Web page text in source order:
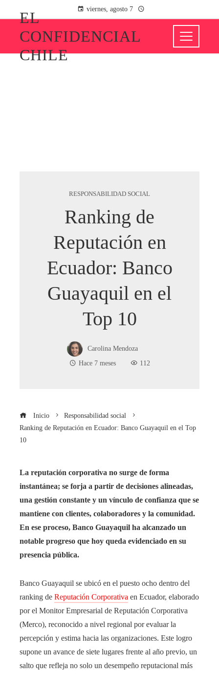
viernes, agosto 7
EL
CONFIDENCIAL
CHILE
RESPONSABILIDAD SOCIAL
Ranking de
Reputación en
Ecuador: Banco
Guayaquil en el
Top 10
Carolina Mendoza
Hace 7 meses
112
Inicio
Responsabilidad social
Ranking de Reputación en Ecuador: Banco Guayaquil en el Top
10
La reputación corporativa no surge de forma
instantánea; se forja a partir de decisiones alineadas,
una gestión constante y un vínculo de confianza que se
mantiene con clientes, colaboradores y la comunidad.
En ese proceso, Banco Guayaquil ha alcanzado un
notable progreso que hoy queda evidenciado en su
presencia pública.
Banco Guayaquil se ubicó en el puesto ocho dentro del
ranking de Reputación Corporativa en Ecuador, elaborado
por el Monitor Empresarial de Reputación Corporativa
(Merco), reconocido a nivel regional por evaluar la
percepción y estima hacia las organizaciones. Este logro
supone un avance de siete lugares frente al año previo, un
salto que refleja no solo un desempeño reputacional más